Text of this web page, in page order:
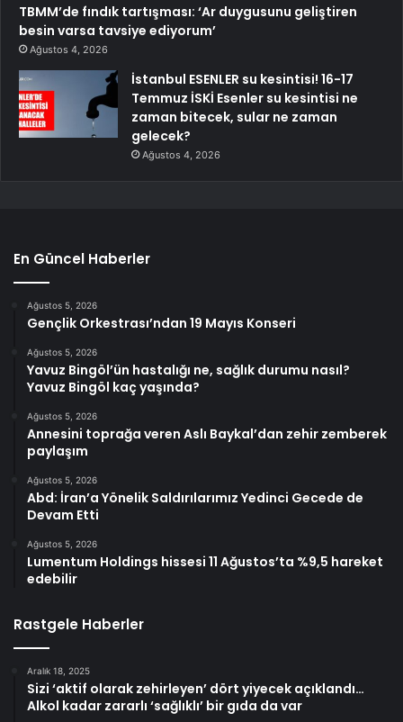
TBMM’de fındık tartışması: ‘Ar duygusunu geliştiren
besin varsa tavsiye ediyorum’
Ağustos 4, 2026
İstanbul ESENLER su kesintisi! 16-17
Temmuz İSKİ Esenler su kesintisi ne
zaman bitecek, sular ne zaman
gelecek?
Ağustos 4, 2026
En Güncel Haberler
Ağustos 5, 2026
Gençlik Orkestrası’ndan 19 Mayıs Konseri
Ağustos 5, 2026
Yavuz Bingöl’ün hastalığı ne, sağlık durumu nasıl?
Yavuz Bingöl kaç yaşında?
Ağustos 5, 2026
Annesini toprağa veren Aslı Baykal’dan zehir zemberek
paylaşım
Ağustos 5, 2026
Abd: İran’a Yönelik Saldırılarımız Yedinci Gecede de
Devam Etti
Ağustos 5, 2026
Lumentum Holdings hissesi 11 Ağustos’ta %9,5 hareket
edebilir
Rastgele Haberler
Aralık 18, 2025
Sizi ‘aktif olarak zehirleyen’ dört yiyecek açıklandı…
Alkol kadar zararlı ‘sağlıklı’ bir gıda da var